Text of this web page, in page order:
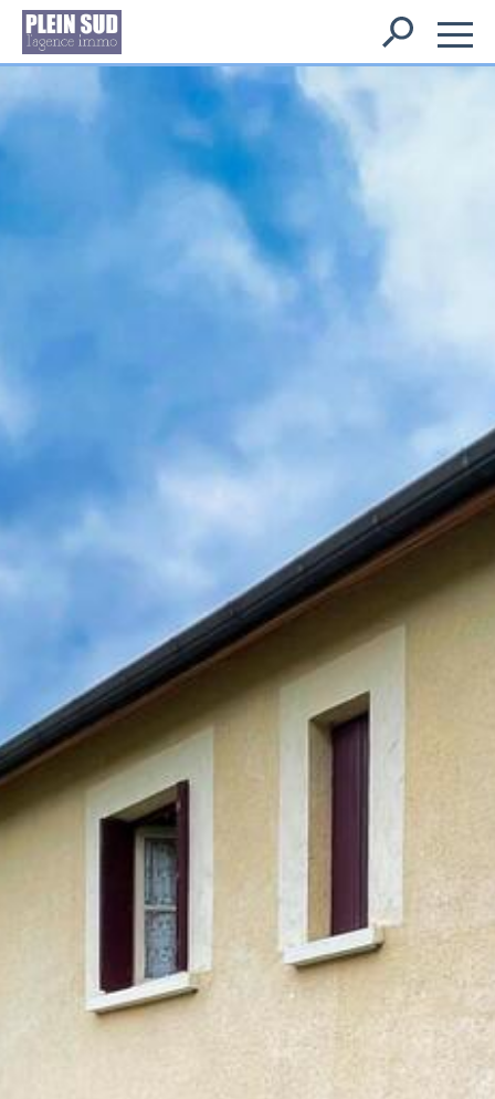
Rechercher